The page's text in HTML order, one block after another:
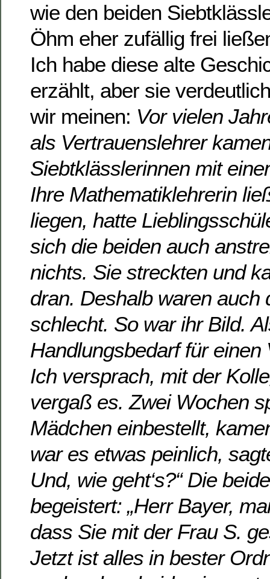
wie den beiden
Öhm eher zufällig frei
Ich habe diese alte
erzählt, aber sie
wir meinen: Vor vielen
als Vertrauenslehrer
Siebtklässlerinnen mit
Ihre Mathematiklehrerin
liegen, hatte
sich die beiden auch
nichts. Sie streckten und
dran. Deshalb waren auch
schlecht. So war ihr Bild.
Handlungsbedarf für einen
Ich versprach, mit der
vergaß es. Zwei Wochen
Mädchen einbestellt,
war es etwas peinlich,
Und, wie geht‘s?“ Die
begeistert: „Herr Bayer,
dass Sie mit der Frau S.
Jetzt ist alles in bester